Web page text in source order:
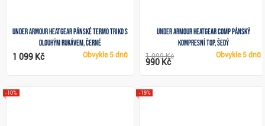
Under Armour HeatGear pánské termo triko s
dlouhým rukávem, černé
Obvykle 5 dnů
1 099 Kč
Under Armour HeatGear Comp pánský
kompresní top, šedý
Obvykle 5 dnů
1 099 Kč
990 Kč
-10% -19%